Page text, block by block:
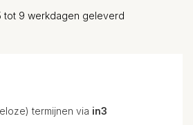
tot 9 werkdagen geleverd
termijnen via in3